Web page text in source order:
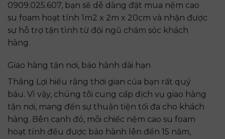
0909.025.607, bạn sẽ dễ dàng đặt mua nệm cao
su foam hoạt tính 1m2 x 2m x 20cm và nhận được
sự hỗ trợ tận tình từ đội ngũ chăm sóc khách
hàng.
Giao hàng tận nơi, bảo hành dài hạn
Thắng Lợi hiểu rằng thời gian của bạn rất quý
báu. Vì vậy, chúng tôi cung cấp dịch vụ giao hàng
tận nơi, mang đến sự thuận tiện tối đa cho khách
hàng. Bên cạnh đó, mỗi chiếc nệm cao su foam
hoạt tính đều được bảo hành lên đến 15 năm,